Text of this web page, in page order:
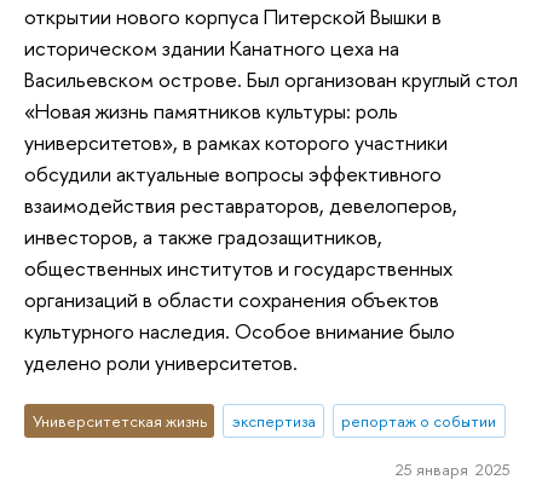
открытии нового корпуса Питерской Вышки в
историческом здании Канатного цеха на
Васильевском острове. Был организован круглый стол
«Новая жизнь памятников культуры: роль
университетов», в рамках которого участники
обсудили актуальные вопросы эффективного
взаимодействия реставраторов, девелоперов,
инвесторов, а также градозащитников,
общественных институтов и государственных
организаций в области сохранения объектов
культурного наследия. Особое внимание было
уделено роли университетов.
Университетская жизнь экспертиза репортаж о событии
25 января 2025